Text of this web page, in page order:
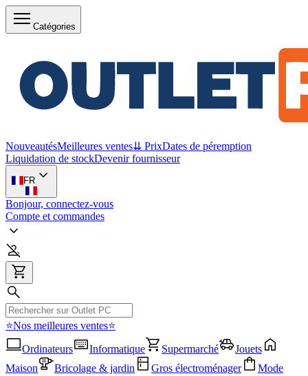
Catégories
NouveautésMeilleures ventes⇊ PrixDates de péremption
Liquidation de stockDevenir fournisseur
FR
Bonjour, connectez-vous
Compte et commandes
⭐Nos meilleures ventes⭐
Ordinateurs
Informatique Supermarché
Jouets
Maison
Bricolage & jardin Gros électroménager Mode